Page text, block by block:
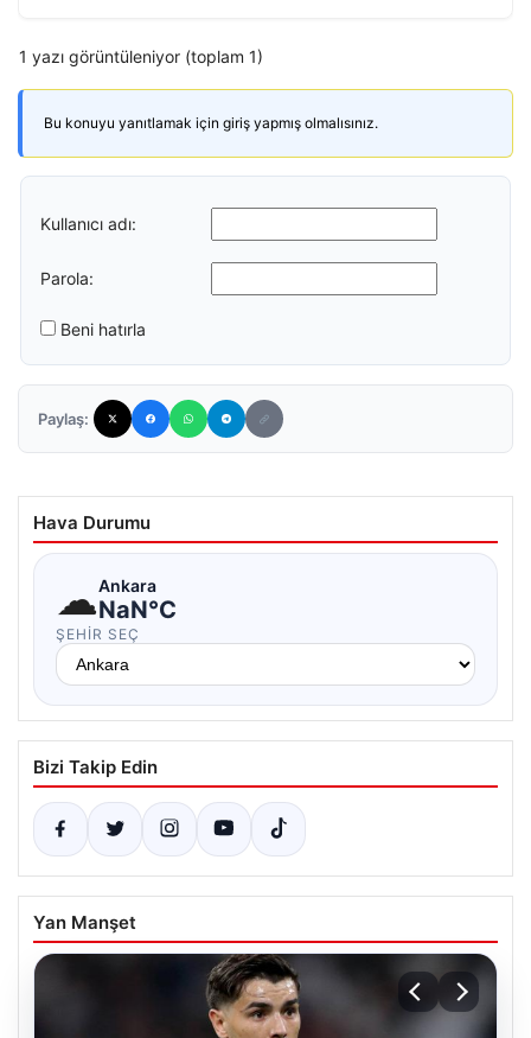
1 yazı görüntüleniyor (toplam 1)
Bu konuyu yanıtlamak için giriş yapmış olmalısınız.
Kullanıcı adı:
Parola:
Beni hatırla
Paylaş:
Hava Durumu
☁Ankara
NaN°C
ŞEHIR SEÇ
Bizi Takip Edin
Yan Manşet